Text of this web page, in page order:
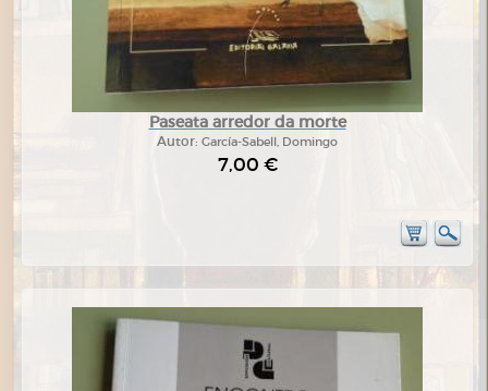
Paseata arredor da morte
Autor: García-Sabell, Domingo
7,00 €